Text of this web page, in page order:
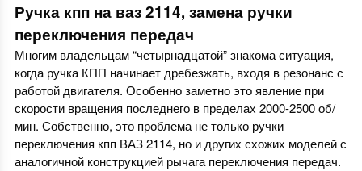
Ручка кпп на ваз 2114, замена ручки
переключения передач
Многим владельцам “четырнадцатой” знакома ситуация,
когда ручка КПП начинает дребезжать, входя в резонанс с
работой двигателя. Особенно заметно это явление при
скорости вращения последнего в пределах 2000-2500 об/
мин. Собственно, это проблема не только ручки
переключения кпп ВАЗ 2114, но и других схожих моделей с
аналогичной конструкцией рычага переключения передач.